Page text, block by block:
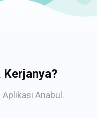
Kerjanya?
Anabul.